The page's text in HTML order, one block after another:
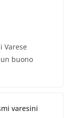
Varese
buono
varesini